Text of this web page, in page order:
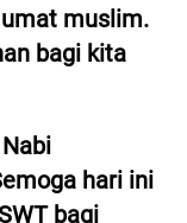
umat muslim.
bagi kita
hari ini
bagi